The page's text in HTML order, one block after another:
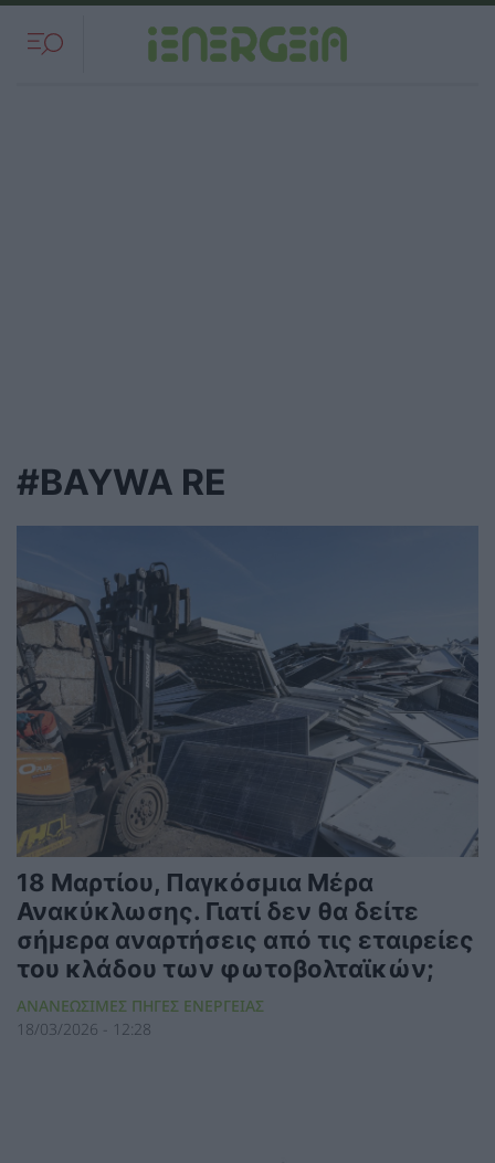
#BAYWA RE
18 Μαρτίου, Παγκόσμια Μέρα
Ανακύκλωσης. Γιατί δεν θα δείτε
σήμερα αναρτήσεις από τις εταιρείες
του κλάδου των φωτοβολταϊκών;
ΑΝΑΝΕΩΣΙΜΕΣ ΠΗΓΕΣ ΕΝΕΡΓΕΙΑΣ
18/03/2026 - 12:28